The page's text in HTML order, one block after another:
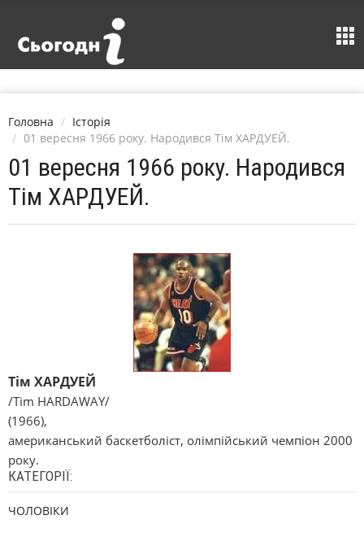
Головна
Історія
01 вересня 1966 року. Народився Тім ХАРДУЕЙ.
01 вересня 1966 року. Народився
Тім ХАРДУЕЙ.
Тім ХАРДУЕЙ
/Tim HARDAWAY/
(1966),
американський баскетболіст, олімпійський чемпіон 2000
року.
КАТЕГОРІЇ:
ЧОЛОВІКИ